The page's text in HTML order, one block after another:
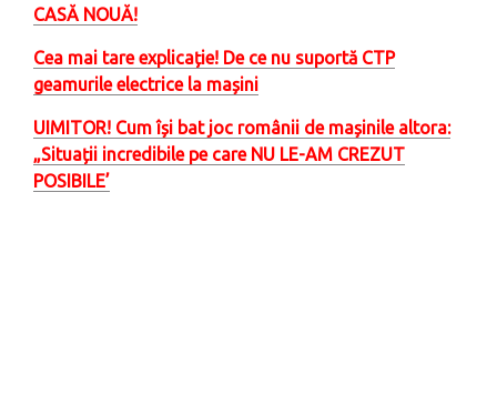
CASĂ NOUĂ!
Cea mai tare explicație! De ce nu suportă CTP
geamurile electrice la mașini
UIMITOR! Cum își bat joc românii de mașinile altora:
„Situații incredibile pe care NU LE-AM CREZUT
POSIBILE’